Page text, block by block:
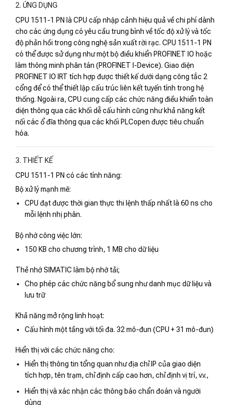
2. ỨNG DỤNG
CPU 1511-1 PN là CPU cấp nhập cảnh hiệu quả về chi phí dành
cho các ứng dụng có yêu cầu trung bình về tốc độ xử lý và tốc
độ phản hồi trong công nghệ sản xuất rời rạc. CPU 1511-1 PN
có thể được sử dụng như một bộ điều khiển PROFINET IO hoặc
làm thông minh phân tán (PROFINET I-Device). Giao diện
PROFINET IO IRT tích hợp được thiết kế dưới dạng công tắc 2
cổng để có thể thiết lập cấu trúc liên kết tuyến tính trong hệ
thống. Ngoài ra, CPU cung cấp các chức năng điều khiển toàn
diện thông qua các khối dễ cấu hình cũng như khả năng kết
nối các ổ đĩa thông qua các khối PLCopen được tiêu chuẩn
hóa.
3. THIẾT KẾ
CPU 1511-1 PN có các tính năng:
Bộ xử lý mạnh mẽ:
CPU đạt được thời gian thực thi lệnh thấp nhất là 60 ns cho
mỗi lệnh nhị phân.
Bộ nhớ công việc lớn:
150 KB cho chương trình, 1 MB cho dữ liệu
Thẻ nhớ SIMATIC làm bộ nhớ tải;
Cho phép các chức năng bổ sung như danh mục dữ liệu và
lưu trữ
Khả năng mở rộng linh hoạt:
Cấu hình một tầng với tối đa. 32 mô-đun (CPU + 31 mô-đun)
Hiển thị với các chức năng cho:
Hiển thị thông tin tổng quan như địa chỉ IP của giao diện
tích hợp, tên trạm, chỉ định cấp cao hơn, chỉ định vị trí, v.v.,
Hiển thị và xác nhận các thông báo chẩn đoán và người
dùng